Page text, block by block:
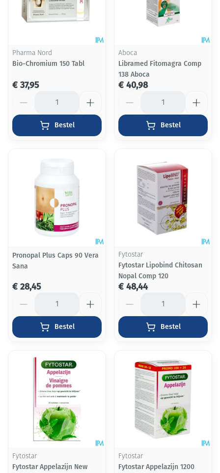
Pharma Nord
Bio-Chromium 150 Tabl
€ 37,95
Bestel
Aboca
Libramed Fitomagra Comp
138 Aboca
€ 40,98
Bestel
Pronopal Plus Caps 90 Vera
Sana
€ 28,45
Bestel
Fytostar
Fytostar Lipobind Chitosan
Nopal Comp 120
€ 48,44
Bestel
Fytostar
Fytostar Appelazijn New
Fytostar
Fytostar Appelazijn 1200